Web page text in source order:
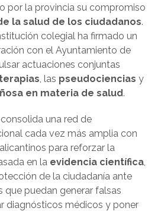
por la provincia su compromiso
la salud de los ciudadanos.
colegial ha firmado un
con el Ayuntamiento de
actuaciones conjuntas
, las pseudociencias y
en materia de salud.
una red de
cada vez más amplia con
para reforzar la
en la evidencia científica,
de la ciudadanía ante
que puedan generar falsas
diagnósticos médicos y poner